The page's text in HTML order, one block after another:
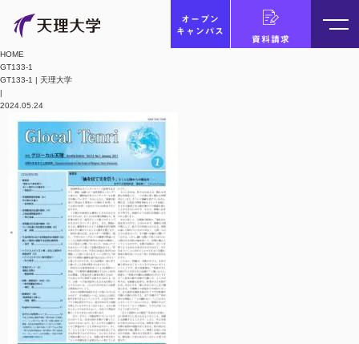
オープン
キャンパス
資料請求
HOME
GT133-1
GT133-1 | 天理大学
|
2024.05.24